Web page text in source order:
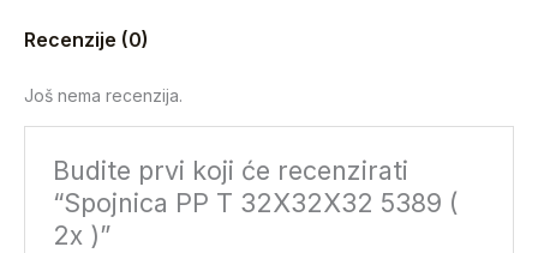
Recenzije (0)
Još nema recenzija.
Budite prvi koji će recenzirati
“Spojnica PP T 32X32X32 5389 (
2x )”